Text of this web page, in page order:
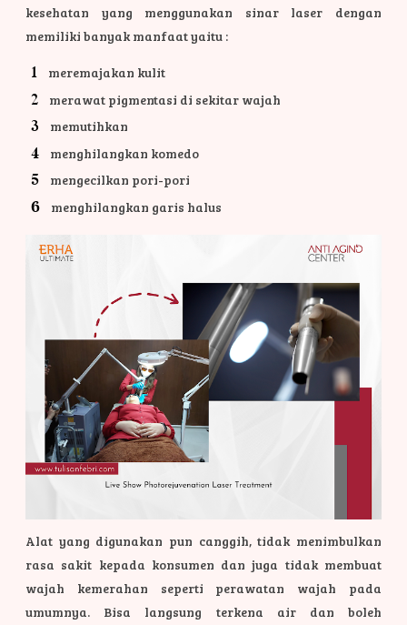
kesehatan yang menggunakan sinar laser dengan
memiliki banyak manfaat yaitu :
meremajakan kulit
merawat pigmentasi di sekitar wajah
memutihkan
menghilangkan komedo
mengecilkan pori-pori
menghilangkan garis halus
Alat yang digunakan pun canggih, tidak menimbulkan
rasa sakit kepada konsumen dan juga tidak membuat
wajah kemerahan seperti perawatan wajah pada
umumnya. Bisa langsung terkena air dan boleh